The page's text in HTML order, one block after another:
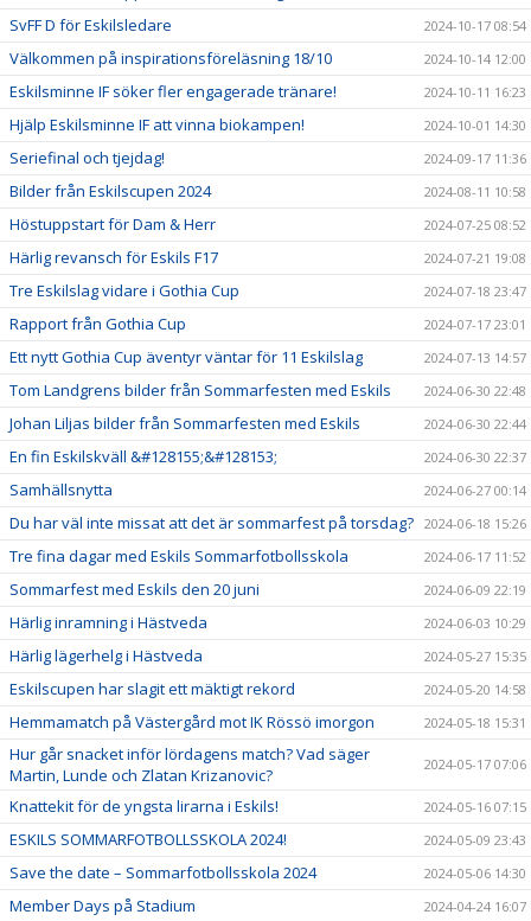
SvFF D för Eskilsledare 2024-10-17 08:54
Välkommen på inspirationsföreläsning 18/10 2024-10-14 12:00
Eskilsminne IF söker fler engagerade tränare! 2024-10-11 16:23
Hjälp Eskilsminne IF att vinna biokampen! 2024-10-01 14:30
Seriefinal och tjejdag! 2024-09-17 11:36
Bilder från Eskilscupen 2024 2024-08-11 10:58
Höstuppstart för Dam & Herr 2024-07-25 08:52
Härlig revansch för Eskils F17 2024-07-21 19:08
Tre Eskilslag vidare i Gothia Cup 2024-07-18 23:47
Rapport från Gothia Cup 2024-07-17 23:01
Ett nytt Gothia Cup äventyr väntar för 11 Eskilslag 2024-07-13 14:57
Tom Landgrens bilder från Sommarfesten med Eskils 2024-06-30 22:48
Johan Liljas bilder från Sommarfesten med Eskils 2024-06-30 22:44
En fin Eskilskväll &#128155;&#128153; 2024-06-30 22:37
Samhällsnytta 2024-06-27 00:14
Du har väl inte missat att det är sommarfest på torsdag? 2024-06-18 15:26
Tre fina dagar med Eskils Sommarfotbollsskola 2024-06-17 11:52
Sommarfest med Eskils den 20 juni 2024-06-09 22:19
Härlig inramning i Hästveda 2024-06-03 10:29
Härlig lägerhelg i Hästveda 2024-05-27 15:35
Eskilscupen har slagit ett mäktigt rekord 2024-05-20 14:58
Hemmamatch på Västergård mot IK Rössö imorgon 2024-05-18 15:31
Hur går snacket inför lördagens match? Vad säger
Martin, Lunde och Zlatan Krizanovic?
2024-05-17 07:06
Knattekit för de yngsta lirarna i Eskils! 2024-05-16 07:15
ESKILS SOMMARFOTBOLLSSKOLA 2024! 2024-05-09 23:43
Save the date – Sommarfotbollsskola 2024 2024-05-06 14:30
Member Days på Stadium 2024-04-24 16:07